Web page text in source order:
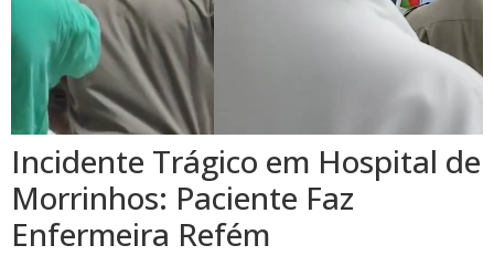
Incidente Trágico em Hospital de
Morrinhos: Paciente Faz
Enfermeira Refém